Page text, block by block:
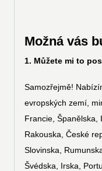
Možná vás
1. Můžete mi to
Samozřejmě!
evropských zemí,
Francie, Španělska,
Rakouska, České
Slovinska,
Švédska, Irska,